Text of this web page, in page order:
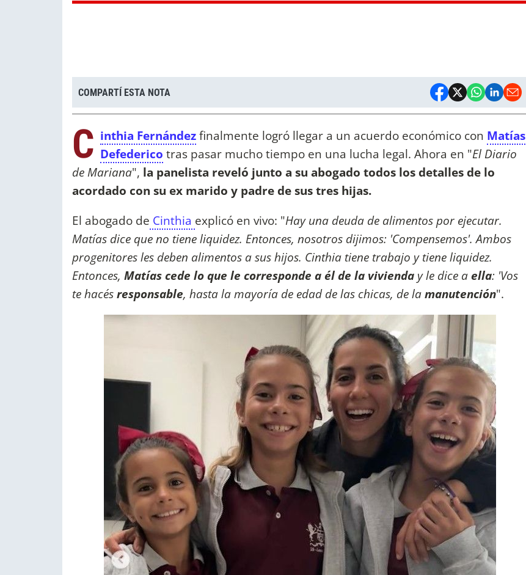
COMPARTÍ ESTA NOTA
C inthia Fernándezfinalmente logró llegar a un acuerdo económico con Matías
Defederico tras pasar mucho tiempo en una lucha legal. Ahora en "El Diario
de Mariana", la panelista reveló junto a su abogado todos los detalles de lo
acordado con su ex marido y padre de sus tres hijas.
El abogado de Cinthia explicó en vivo: "Hay una deuda de alimentos por ejecutar.
Matías dice que no tiene liquidez. Entonces, nosotros dijimos: 'Compensemos'. Ambos
progenitores les deben alimentos a sus hijos. Cinthia tiene trabajo y tiene liquidez.
Entonces, Matías cede lo que le corresponde a él de la vivienda y le dice aella: 'Vos
te hacésresponsable, hasta la mayoría de edad de las chicas, de lamanutención".